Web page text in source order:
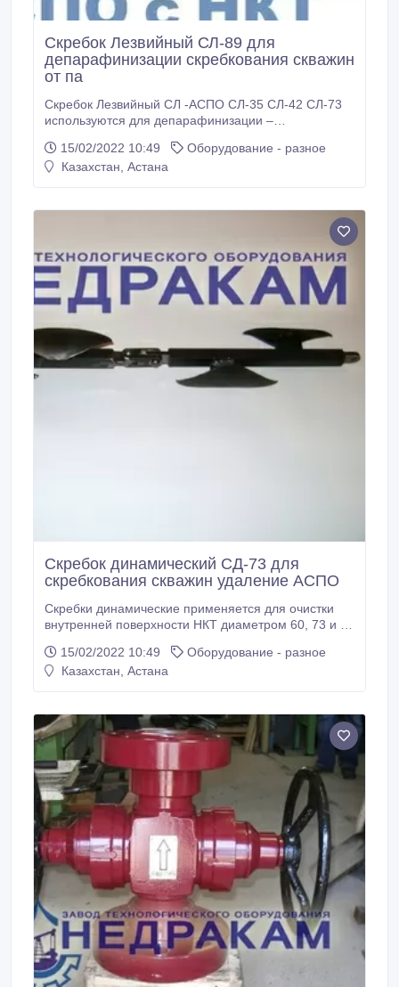
Скребок Лезвийный СЛ-89 для
депарафинизации скребкования скважин
от па
Скребок Лезвийный СЛ -АСПО СЛ-35 СЛ-42 СЛ-73
используются для депарафинизации –
асфальтосмолопарафиновых отложений АСПО на
нефтегазовых скважинах с низким дебитом. Скребок
15/02/2022 10:49
Оборудование - разное
Казахстан, Астана
Скребок динамический СД-73 для
скребкования скважин удаление АСПО
Скребки динамические применяется для очистки
внутренней поверхности НКТ диаметром 60, 73 и 89
Процесс депарафинизации насосно-компрессорных
труб происходит при движении скребка вниз. За
15/02/2022 10:49
Оборудование - разное
Казахстан, Астана